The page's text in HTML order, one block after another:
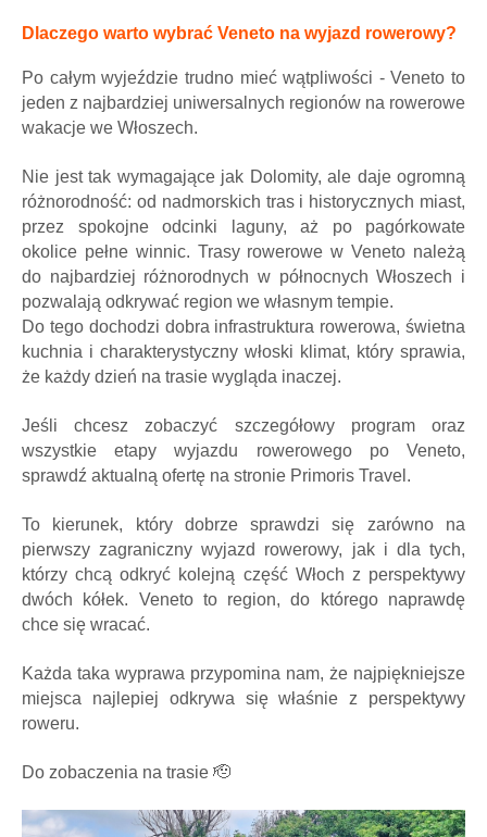
Dlaczego warto wybrać Veneto na wyjazd rowerowy?
Po całym wyjeździe trudno mieć wątpliwości - Veneto to
jeden z najbardziej uniwersalnych regionów na rowerowe
wakacje we Włoszech.
Nie jest tak wymagające jak Dolomity, ale daje ogromną
różnorodność: od nadmorskich tras i historycznych miast,
przez spokojne odcinki laguny, aż po pagórkowate
okolice pełne winnic. Trasy rowerowe w Veneto należą
do najbardziej różnorodnych w północnych Włoszech i
pozwalają odkrywać region we własnym tempie.
Do tego dochodzi dobra infrastruktura rowerowa, świetna
kuchnia i charakterystyczny włoski klimat, który sprawia,
że każdy dzień na trasie wygląda inaczej.
Jeśli chcesz zobaczyć szczegółowy program oraz
wszystkie etapy wyjazdu rowerowego po Veneto,
sprawdź aktualną ofertę na stronie Primoris Travel.
To kierunek, który dobrze sprawdzi się zarówno na
pierwszy zagraniczny wyjazd rowerowy, jak i dla tych,
którzy chcą odkryć kolejną część Włoch z perspektywy
dwóch kółek. Veneto to region, do którego naprawdę
chce się wracać.
Każda taka wyprawa przypomina nam, że najpiękniejsze
miejsca najlepiej odkrywa się właśnie z perspektywy
roweru.
Do zobaczenia na trasie 🫡